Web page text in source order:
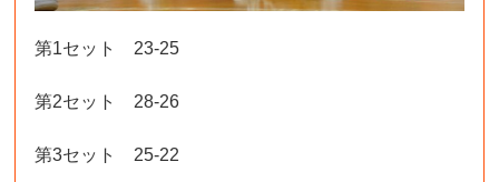
第1セット 23-25
第2セット 28-26
第3セット 25-22